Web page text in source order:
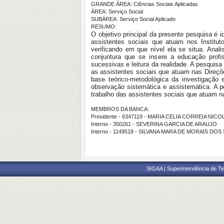
GRANDE ÁREA: Ciências Sociais Aplicadas
ÁREA: Serviço Social
SUBÁREA: Serviço Social Aplicado
RESUMO:
O objetivo principal da presente pesquisa é
assistentes sociais que atuam nos
verificando em que nível ela se situa.
conjuntura que se insere a educação
sucessivas e leitura da realidade. A
as assistentes sociais que atuam nas
base teórico-metodológica da
observação sistemática e assistemática. A
trabalho das assistentes sociais que atuam
MEMBROS DA BANCA:
Presidente - 6347119 - MARIA CELIA CORREIA
Interno - 350261 - SEVERINA GARCIA DE ARAUJO
Interno - 1149518 - SILVANA MARA DE MORAIS DOS
SIGAA | Superintendência de